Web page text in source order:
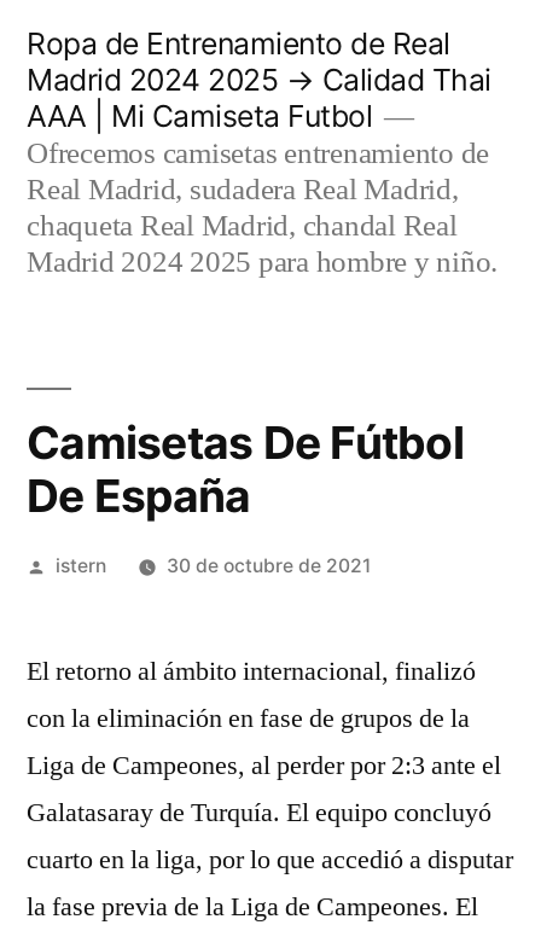
contenido
Ropa de Entrenamiento de Real
Madrid 2024 2025 → Calidad Thai
AAA | Mi Camiseta Futbol
Ofrecemos camisetas entrenamiento de
Real Madrid, sudadera Real Madrid,
chaqueta Real Madrid, chandal Real
Madrid 2024 2025 para hombre y niño.
Camisetas De Fútbol
De España
Publicado
istern 30 de octubre de 2021
El retorno al ámbito internacional, finalizó
con la eliminación en fase de grupos de la
Liga de Campeones, al perder por 2:3 ante el
Galatasaray de Turquía. El equipo concluyó
cuarto en la liga, por lo que accedió a disputar
la fase previa de la Liga de Campeones. El